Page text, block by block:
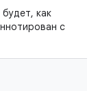
как
с